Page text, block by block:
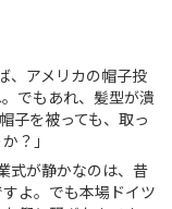
、アメリカの帽子投
でもあれ、髪型が潰
子を被っても、取っ
？」
式が静かなのは、昔
よ。でも本場ドイツ